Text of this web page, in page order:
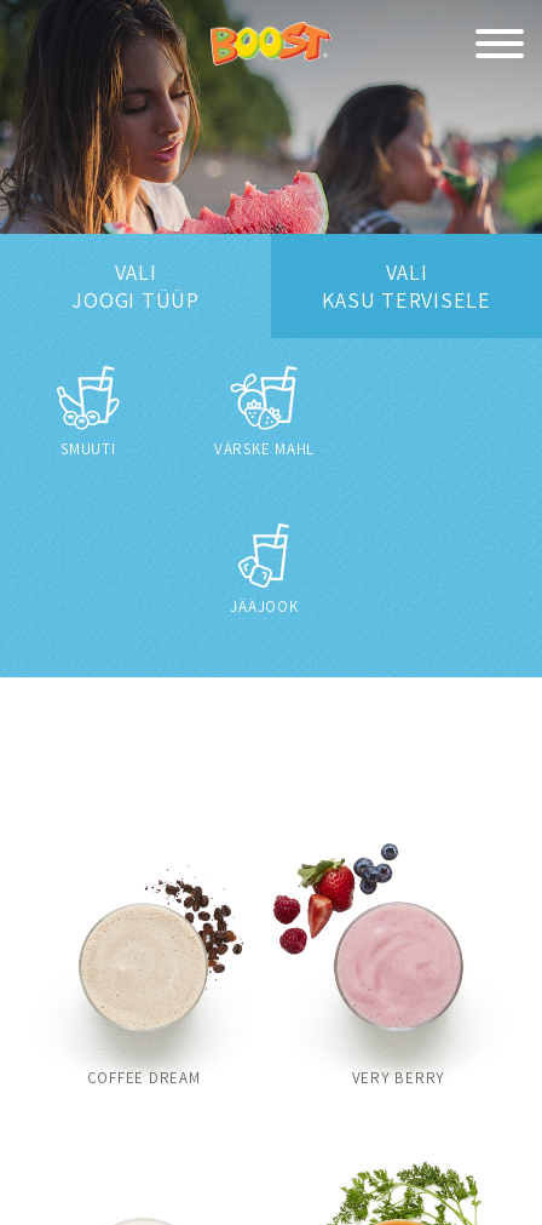
VALI
JOOGI TÜÜP
VALI
KASU TERVISELE
SMUUTI VÄRSKE MAHL
JÄÄJOOK
COFFEE DREAM VERY BERRY